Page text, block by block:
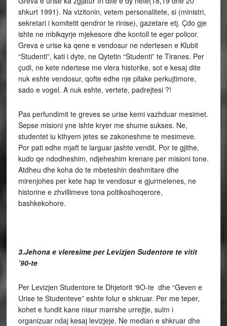
shkurt 1991). Na vizitonin, vetem personalitete, si (ministri,
sekretari i komitetit qendror te rinise), gazetare etj. Çdo gje
ishte ne mbikqyrje mjekesore dhe kontoll te eger policor.
Greva e urise ka qene e vendosur ne ndertesen e Klubit
“Studenti”, kati i dyte, ne Qytetin “Studenti” te Tiranes. Per
çudi, ne kete ndertese me vlera historike, sot e kesaj dite
nuk eshte vendosur, qofte edhe nje pllake perkujtimore,
sado e vogel. A nuk eshte, vertete, padrejtesi ?!
Pas perfundimit te greves se urise kemi vazhduar mesimet.
Sepse misioni yne ishte kryer me shume sukses. Ne,
studentet iu kthyem jetes se zakoneshme te mesimeve.
Por pati edhe mjaft te larguar jashte vendit. Por te gjithe,
kudo qe ndodheshim, ndjeheshim krenare per misioni tone.
Atdheu dhe koha do te mbeteshin deshmitare dhe
mirenjohes per kete hap te vendosur e gjurmelenes, ne
historine e zhvillimeve tona poltikoshoqerore,
bashkekohore.
3.Jehona e vleresime per Levizjen Sudentore te vitit
’90-te
Per Levizjen Studentore te Dhjetorit ‘9O-te dhe “Geven e
Urise te Studenteve” eshte folur e shkruar. Per me teper,
kohet e fundit kane nisur marrshe urrejtje, sulm i
organizuar ndaj kesaj levizjeje. Ne median e shkruar dhe